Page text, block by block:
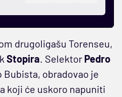
drugoligašu Torenseu,
Stopira. Selektor Pedro
Bubista, obradovao je
koji će uskoro napuniti